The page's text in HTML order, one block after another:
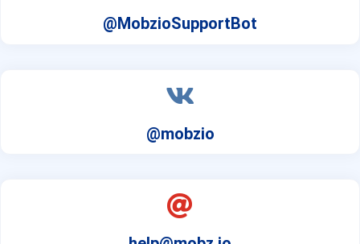
@MobzioSupportBot
@mobzio